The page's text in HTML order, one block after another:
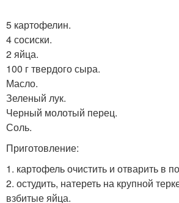
5 картофелин.
4 сосиски.
2 яйца.
100 г твердого сыра.
Масло.
Зеленый лук.
Черный молотый перец.
Соль.
Приготовление:
1. картофель очистить и отварить в
2. остудить, натереть на крупной
взбитые яйца.